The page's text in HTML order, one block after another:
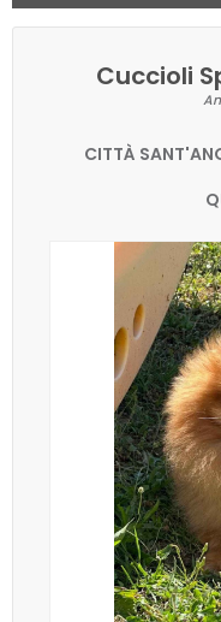
Cuccioli
CITTÀ